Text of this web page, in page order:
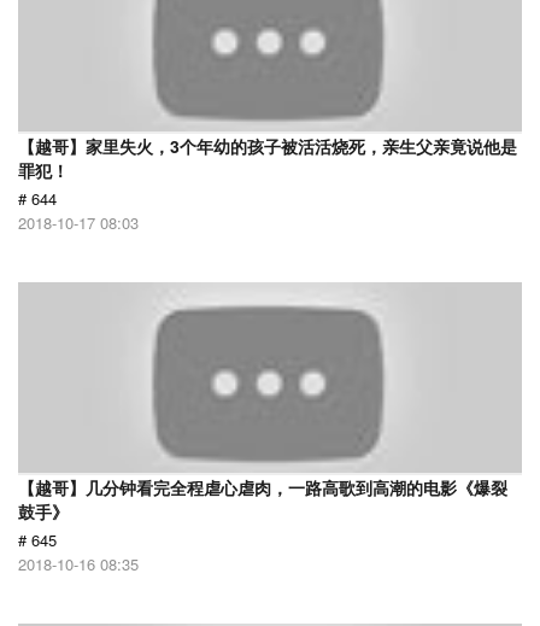
【越哥】家里失火，3个年幼的孩子被活活烧死，亲生父亲竟说他是
罪犯！
# 644
2018-10-17 08:03
【越哥】几分钟看完全程虐心虐肉，一路高歌到高潮的电影《爆裂
鼓手》
# 645
2018-10-16 08:35